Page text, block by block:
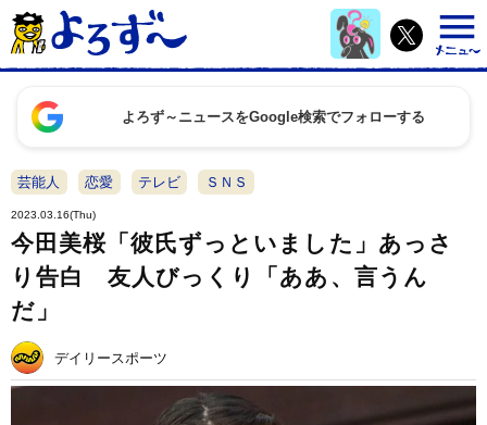
よろず～ニュースをGoogle検索でフォローする
芸能人 恋愛 テレビ ＳＮＳ
2023.03.16(Thu)
今田美桜「彼氏ずっといました」あっさ
り告白 友人びっくり「ああ、言うん
だ」
デイリースポーツ